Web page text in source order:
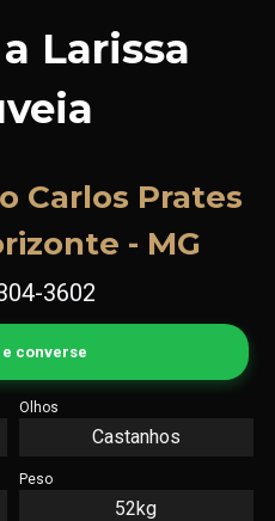
Larissa
Carlos Prates
- MG
3602
converse
Olhos
Castanhos
Peso
52kg